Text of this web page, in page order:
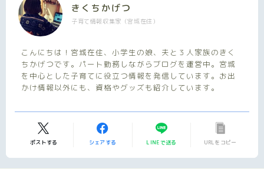
きくちかげつ
子育て情報収集家（宮城在住）
こんにちは！宮城在住、小学生の娘、夫と３人家族のきく
ちかげつです。パート勤務しながらブログを運営中。宮城
を中心とした子育てに役立つ情報を発信しています。お出
かけ情報以外にも、資格やグッズも紹介しています。
ポストする シェアする LINEで送る URLをコピー